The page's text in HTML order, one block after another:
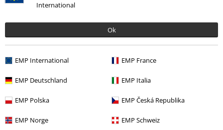
International
Ok
EMP International EMP France
EMP Deutschland EMP Italia
EMP Polska EMP Česká Republika
EMP Norge EMP Schweiz
1
Passform
Verifizierte Rezension